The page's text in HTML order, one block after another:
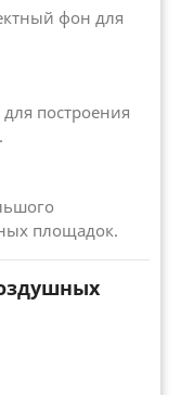
фон для
построения
площадок.